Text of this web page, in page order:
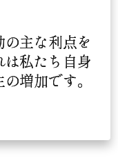
主な利点を
私たち自身
増加です。